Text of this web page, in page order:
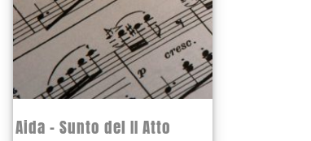
Aida – Sunto del II Atto